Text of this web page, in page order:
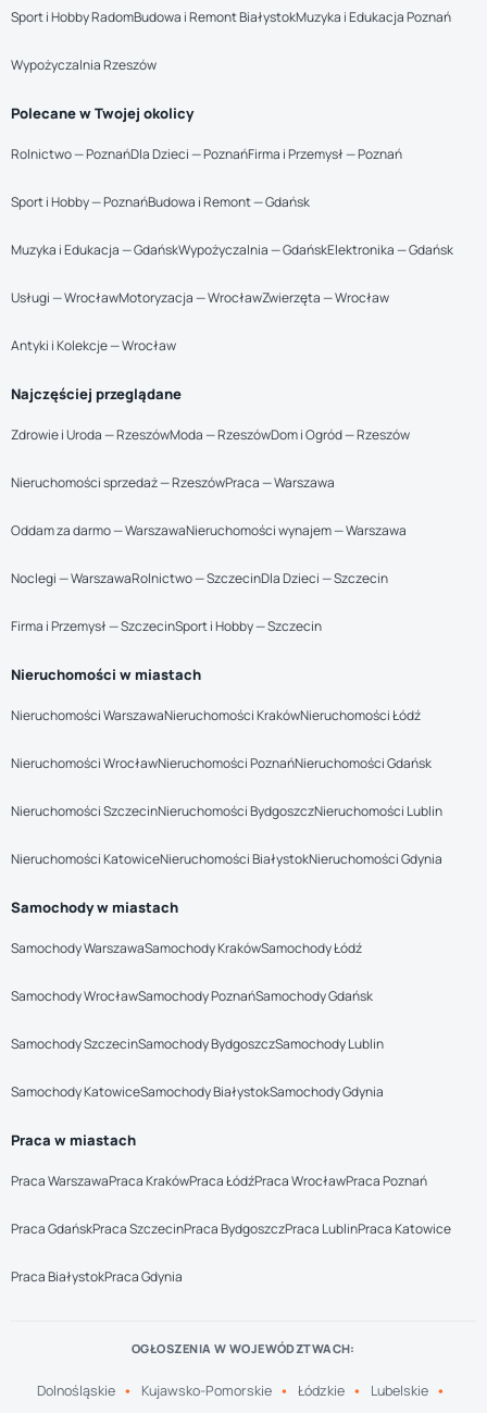
Sport i Hobby RadomBudowa i Remont BiałystokMuzyka i Edukacja Poznań
Wypożyczalnia Rzeszów
Polecane w Twojej okolicy
Rolnictwo — PoznańDla Dzieci — PoznańFirma i Przemysł — Poznań
Sport i Hobby — PoznańBudowa i Remont — Gdańsk
Muzyka i Edukacja — GdańskWypożyczalnia — GdańskElektronika — Gdańsk
Usługi — WrocławMotoryzacja — WrocławZwierzęta — Wrocław
Antyki i Kolekcje — Wrocław
Najczęściej przeglądane
Zdrowie i Uroda — RzeszówModa — RzeszówDom i Ogród — Rzeszów
Nieruchomości sprzedaż — RzeszówPraca — Warszawa
Oddam za darmo — WarszawaNieruchomości wynajem — Warszawa
Noclegi — WarszawaRolnictwo — SzczecinDla Dzieci — Szczecin
Firma i Przemysł — SzczecinSport i Hobby — Szczecin
Nieruchomości w miastach
Nieruchomości WarszawaNieruchomości KrakówNieruchomości Łódź
Nieruchomości WrocławNieruchomości PoznańNieruchomości Gdańsk
Nieruchomości SzczecinNieruchomości BydgoszczNieruchomości Lublin
Nieruchomości KatowiceNieruchomości BiałystokNieruchomości Gdynia
Samochody w miastach
Samochody WarszawaSamochody KrakówSamochody Łódź
Samochody WrocławSamochody PoznańSamochody Gdańsk
Samochody SzczecinSamochody BydgoszczSamochody Lublin
Samochody KatowiceSamochody BiałystokSamochody Gdynia
Praca w miastach
Praca WarszawaPraca KrakówPraca ŁódźPraca WrocławPraca Poznań
Praca GdańskPraca SzczecinPraca BydgoszczPraca LublinPraca Katowice
Praca BiałystokPraca Gdynia
OGŁOSZENIA W WOJEWÓDZTWACH:
Dolnośląskie Kujawsko-Pomorskie Łódzkie Lubelskie